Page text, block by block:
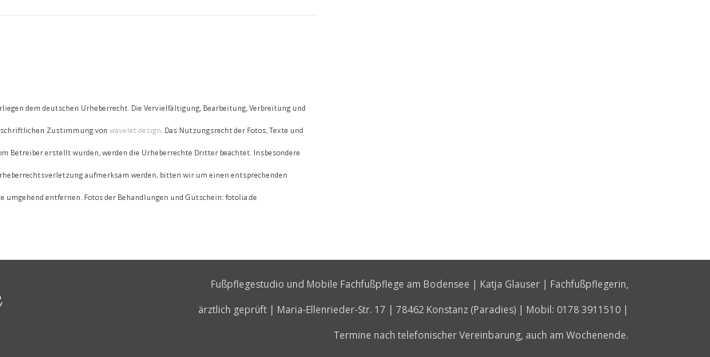
dem deutschen Urheberrecht. Die Vervielfältigung, Bearbeitung, Verbreitung und
schriftlichen Zustimmung von wavelet design. Das Nutzungsrecht der Fotos, Texte und
Betreiber erstellt wurden, werden die Urheberrechte Dritter beachtet. Insbesondere
aufmerksam werden, bitten wir um einen entsprechenden
entfernen. Fotos der Behandlungen und Gutschein: fotolia.de
Fußpflegestudio und Mobile Fachfußpflege am Bodensee | Katja Glauser | Fachfußpflegerin,
ärztlich geprüft | Maria-Ellenrieder-Str. 17 | 78462 Konstanz (Paradies) | Mobil: 0178 3911510 |
Termine nach telefonischer Vereinbarung, auch am Wochenende.